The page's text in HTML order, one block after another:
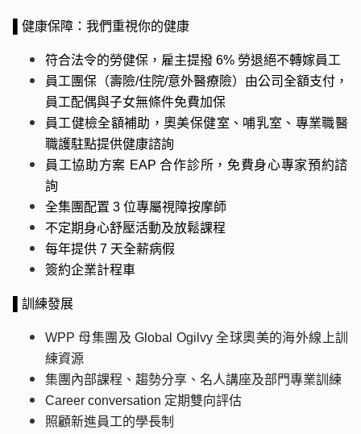
▌健康保障：我們重視你的健康
符合法令的勞健保，雇主提撥 6% 勞退絕不轉嫁員工
員工團保（壽險/住院/意外醫療險）由公司全額支付，
員工配偶與子女無條件免費加保
員工健檢全額補助，奧美保健室、哺乳室、專業職醫
職護駐點提供健康諮詢
員工協助方案 EAP 合作診所，免費身心專家預約諮
詢
全集團配置 3 位專屬視障按摩師
不定期身心舒壓活動及放鬆課程
每年提供 7 天全薪病假
簽約企業計程車
▌訓練發展
WPP 母集團及 Global Ogilvy 全球奧美的海外線上訓
練資源
集團內部課程、趨勢分享、名人講座及部門專業訓練
Career conversation 定期雙向評估
照顧新進員工的學長制